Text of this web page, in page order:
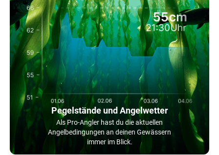
Pegelstände und Angelwetter
Als Pro-Angler hast du die aktuellen
Angelbedingungen an deinen Gewässern
immer im Blick.